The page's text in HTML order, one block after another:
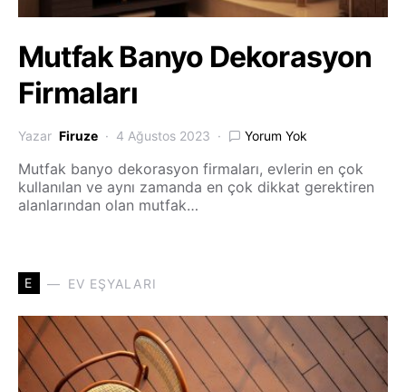
Mutfak Banyo Dekorasyon
Firmaları
Yazar Firuze 4 Ağustos 2023 Yorum Yok
Mutfak banyo dekorasyon firmaları, evlerin en çok
kullanılan ve aynı zamanda en çok dikkat gerektiren
alanlarından olan mutfak…
E EV EŞYALARI